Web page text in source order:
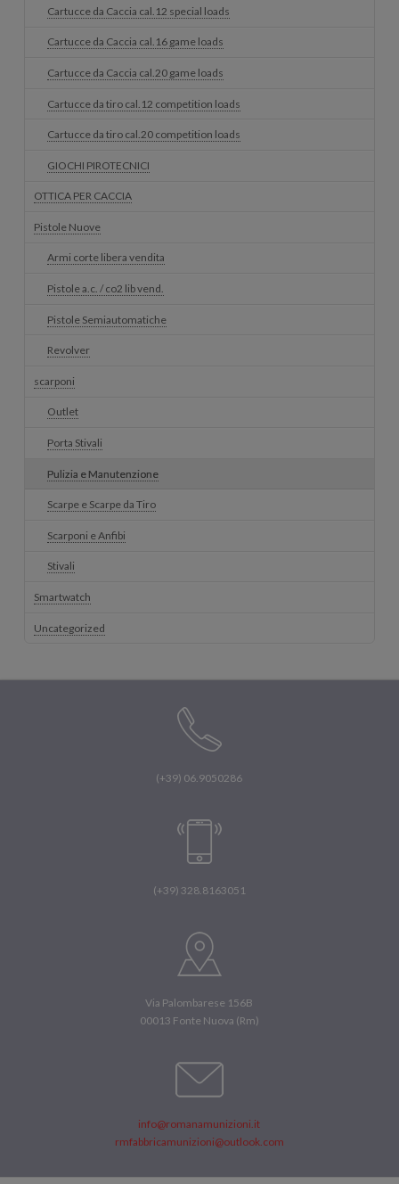
Cartucce da Caccia cal.12 special loads
Cartucce da Caccia cal.16 game loads
Cartucce da Caccia cal.20 game loads
Cartucce da tiro cal.12 competition loads
Cartucce da tiro cal.20 competition loads
GIOCHI PIROTECNICI
OTTICA PER CACCIA
Pistole Nuove
Armi corte libera vendita
Pistole a.c. / co2 lib vend.
Pistole Semiautomatiche
Revolver
scarponi
Outlet
Porta Stivali
Pulizia e Manutenzione
Scarpe e Scarpe da Tiro
Scarponi e Anfibi
Stivali
Smartwatch
Uncategorized
(+39) 06.9050286
(+39) 328.8163051
Via Palombarese 156B
00013 Fonte Nuova (Rm)
info@romanamunizioni.it
rmfabbricamunizioni@outlook.com